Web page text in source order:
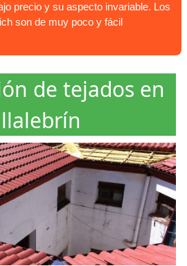
precio y su aspecto invariable. Los
son de muy poco y fácil
de tejados en